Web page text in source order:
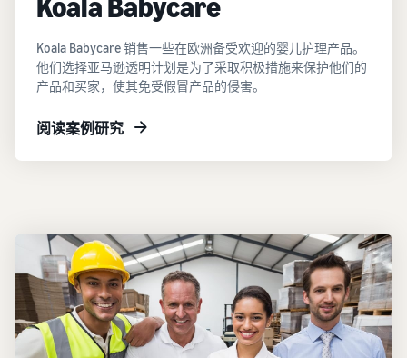
Koala Babycare 销售一些在欧洲备受欢迎的婴儿护理产品。
他们选择亚马逊透明计划是为了采取积极措施来保护他们的
产品和买家，使其免受假冒产品的侵害。
阅读案例研究